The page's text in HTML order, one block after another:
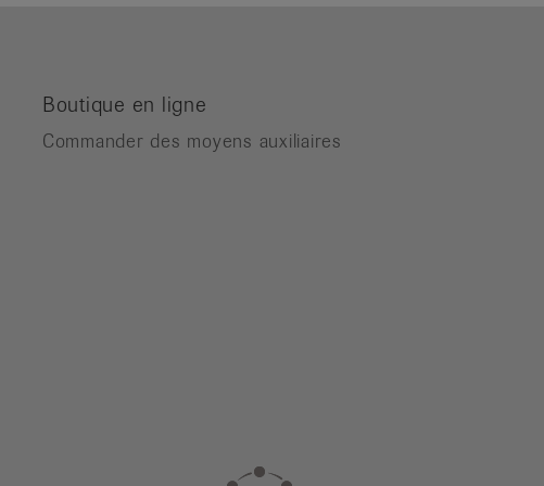
Boutique en ligne
Commander des moyens auxiliaires